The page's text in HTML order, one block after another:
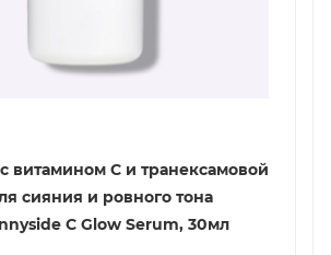
витамином С и транексамовой
сияния и ровного тона
C Glow Serum, 30мл